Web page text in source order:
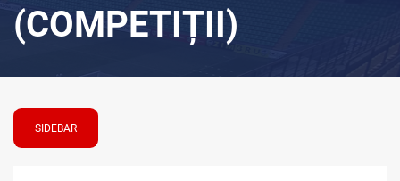
(COMPETIȚII)
SIDEBAR